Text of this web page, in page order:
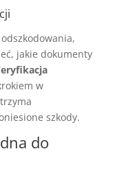
jakie dokumenty
w
szkody.
do